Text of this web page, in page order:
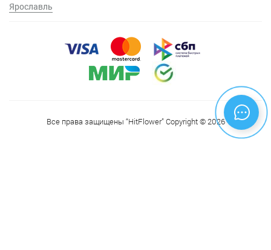
Ярославль
Все права защищены “HitFlower” Copyright © 2026